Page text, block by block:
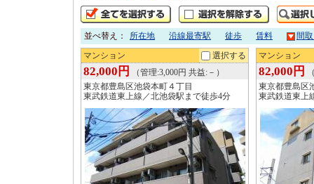
並べ替え： 所在地 沿線最寄駅 徒歩 賃料 間
マンション 選択する
82,000円
（管理:3,000円 共益:－）
東京都豊島区池袋本町４丁目
東武鉄道東上線／北池袋駅まで徒歩4分
マンション
82,000円
東京都豊島区
東武鉄道東上